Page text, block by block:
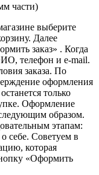
части)
выберите
Далее
заказ» . Когда
телефон и e-mail.
заказа. По
оформления
только
Оформление
образом.
этапам:
себе. Советуем в
которая
«Оформить